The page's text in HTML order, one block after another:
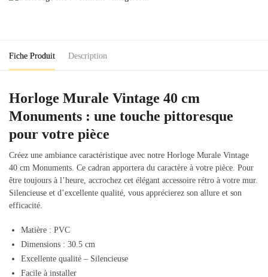
Monuments
Fiche Produit Description
Horloge Murale Vintage 40 cm
Monuments : une touche pittoresque
pour votre pièce
Créez une ambiance caractéristique avec notre Horloge Murale Vintage
40 cm Monuments. Ce cadran apportera du caractère à votre pièce. Pour
être toujours à l’heure, accrochez cet élégant accessoire rétro à votre mur.
Silencieuse et d’excellente qualité, vous apprécierez son allure et son
efficacité.
Matière : PVC
Dimensions : 30.5 cm
Excellente qualité – Silencieuse
Facile à installer